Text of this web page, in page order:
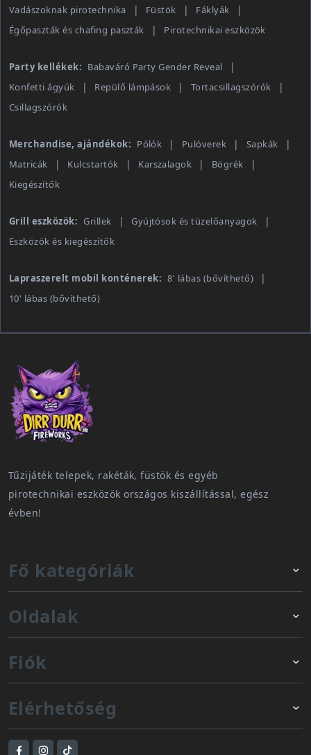
Vadászoknak pirotechnika
Füstök
Fáklyák
Égőpaszták és chafing paszták
Pirotechnikai eszközök
Party kellékek: Babaváró Party Gender Reveal
Konfetti ágyúk
Repülő lámpások
Tortacsillagszórók
Csillagszórók
Merchandise, ajándékok: Pólók Pulóverek
Sapkák
Matricák
Kulcstartók Karszalagok
Bögrék
Kiegészítők
Grill eszközök: Grillek
Gyújtósok és tüzelőanyagok
Eszközök és kiegészítők
Lapraszerelt mobil konténerek: 8' lábas (bővíthető)
10' lábas (bővíthető)
Tűzijáték telepek, rakéták, füstök és egyéb
pirotechnikai eszközök országos kiszállítással, egész
évben!
Fő kategóriák
Oldalak
Fiók
Elérhetőség